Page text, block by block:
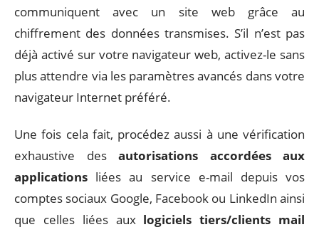
communiquent avec un site web grâce au
chiffrement des données transmises. S’il n’est pas
déjà activé sur votre navigateur web, activez-le sans
plus attendre via les paramètres avancés dans votre
navigateur Internet préféré.
Une fois cela fait, procédez aussi à une vérification
exhaustive des autorisations accordées aux
applications liées au service e-mail depuis vos
comptes sociaux Google, Facebook ou LinkedIn ainsi
que celles liées aux logiciels tiers/clients mail